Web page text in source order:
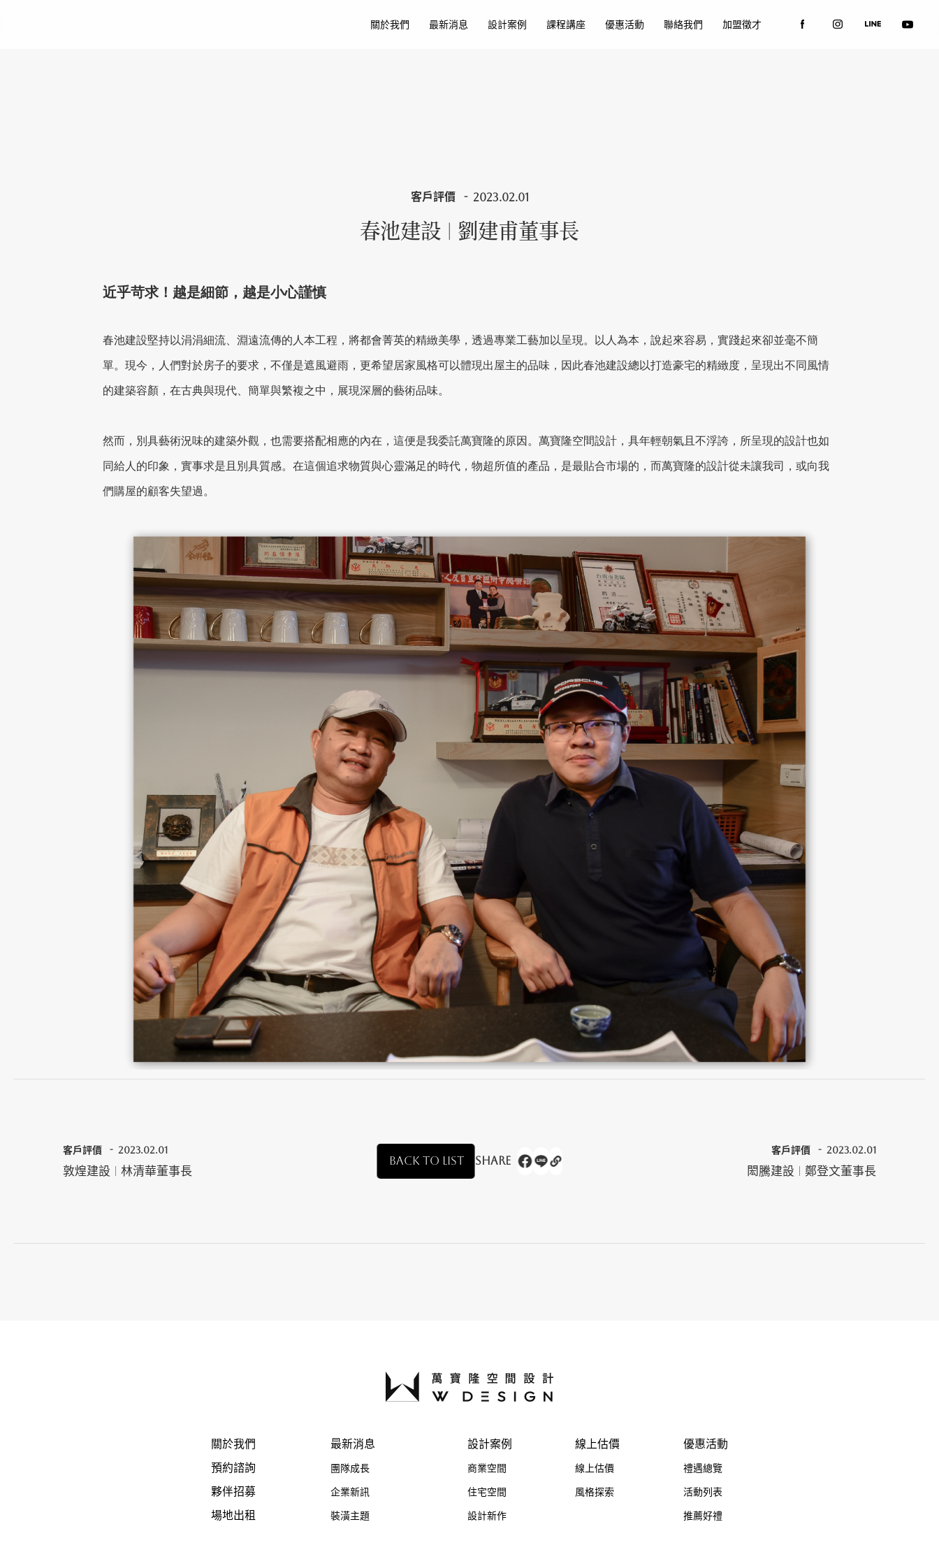
關於我們 最新消息 設計案例 課程講座 優惠活動 聯絡我們 加盟徵才
客戶評價 2023.02.01
春池建設 | 劉建甫董事長
近乎苛求！越是細節，越是小心謹慎
春池建設堅持以涓涓細流、淵遠流傳的人本工程，將都會菁英的精緻美學，透過專業工藝加以呈現。以人為本，說起來容易，實踐起來卻並毫不簡
單。現今，人們對於房子的要求，不僅是遮風避雨，更希望居家風格可以體現出屋主的品味，因此春池建設總以打造豪宅的精緻度，呈現出不同風情
的建築容顏，在古典與現代、簡單與繁複之中，展現深層的藝術品味。
然而，別具藝術況味的建築外觀，也需要搭配相應的內在，這便是我委託萬寶隆的原因。萬寶隆空間設計，具年輕朝氣且不浮誇，所呈現的設計也如
同給人的印象，實事求是且別具質感。在這個追求物質與心靈滿足的時代，物超所值的產品，是最貼合市場的，而萬寶隆的設計從未讓我司，或向我
們購屋的顧客失望過。
客戶評價 2023.02.01
敦煌建設 | 林清華董事長
客戶評價 2023.02.01
閎騰建設 | 鄭登文董事長
BACK TO LIST Share
關於我們
預約諮詢
夥伴招募
場地出租
最新消息
團隊成長
企業新訊
裝潢主題
設計案例
商業空間
住宅空間
設計新作
線上估價
線上估價
風格探索
優惠活動
禮遇總覽
活動列表
推薦好禮